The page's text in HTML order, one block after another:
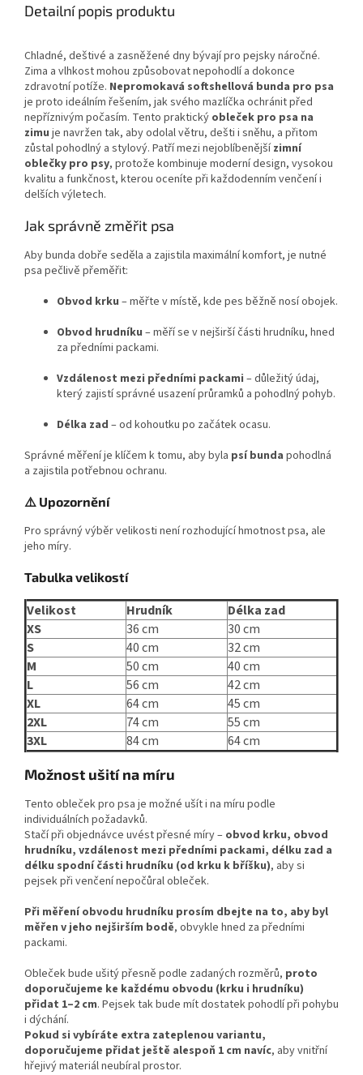
Detailní popis produktu
Chladné, deštivé a zasněžené dny bývají pro pejsky náročné.
Zima a vlhkost mohou způsobovat nepohodlí a dokonce
zdravotní potíže. Nepromokavá softshellová bunda pro psa
je proto ideálním řešením, jak svého mazlíčka ochránit před
nepříznivým počasím. Tento praktický obleček pro psa na
zimu je navržen tak, aby odolal větru, dešti i sněhu, a přitom
zůstal pohodlný a stylový. Patří mezi nejoblíbenějšízimní
oblečky pro psy, protože kombinuje moderní design, vysokou
kvalitu a funkčnost, kterou oceníte při každodenním venčení i
delších výletech.
Jak správně změřit psa
Aby bunda dobře seděla a zajistila maximální komfort, je nutné
psa pečlivě přeměřit:
Obvod krku – měřte v místě, kde pes běžně nosí obojek.
Obvod hrudníku – měří se v nejširší části hrudníku, hned
za předními packami.
Vzdálenost mezi předními packami – důležitý údaj,
který zajistí správné usazení průramků a pohodlný pohyb.
Délka zad – od kohoutku po začátek ocasu.
Správné měření je klíčem k tomu, aby byla psí bunda pohodlná
a zajistila potřebnou ochranu.
⚠️ Upozornění
Pro správný výběr velikosti není rozhodující hmotnost psa, ale
jeho míry.
Tabulka velikostí
Velikost Hrudník
Délka zad
XS
36 cm
30 cm
S
40 cm
32 cm
M
50 cm
40 cm
L
56 cm
42 cm
XL
64 cm
45 cm
2XL
74 cm
55 cm
3XL
84 cm
64 cm
Možnost ušití na míru
Tento obleček pro psa je možné ušít i na míru podle
individuálních požadavků.
Stačí při objednávce uvést přesné míry – obvod krku, obvod
hrudníku, vzdálenost mezi předními packami, délku zad a
délku spodní části hrudníku (od krku k bříšku), aby si
pejsek při venčení nepočůral obleček.
Při měření obvodu hrudníku prosím dbejte na to, aby byl
měřen v jeho nejširším bodě, obvykle hned za předními
packami.
Obleček bude ušitý přesně podle zadaných rozměrů, proto
doporučujeme ke každému obvodu (krku i hrudníku)
přidat 1–2 cm. Pejsek tak bude mít dostatek pohodlí při pohybu
i dýchání.
Pokud si vybíráte extra zateplenou variantu,
doporučujeme přidat ještě alespoň 1 cm navíc, aby vnitřní
hřejivý materiál neubíral prostor.